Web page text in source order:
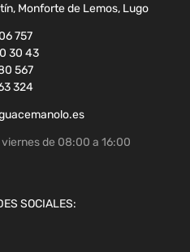
Monforte de Lemos, Lugo
757
30 43
567
324
viernes de 08:00 a 16:00
SOCIALES: